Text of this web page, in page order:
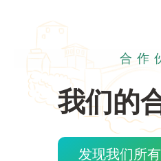
合作
我们的
发现我们所